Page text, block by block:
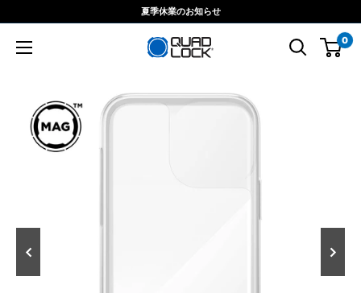
夏季休業のお知らせ
0